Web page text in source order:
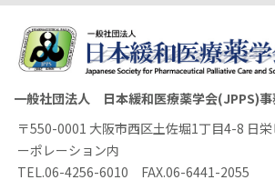
一般社団法人 日本緩和医療薬学会(JPPS)事
〒550-0001 大阪市西区土佐堀1丁目4-8 日
ーポレーション内
TEL.06-4256-6010 FAX.06-6441-2055